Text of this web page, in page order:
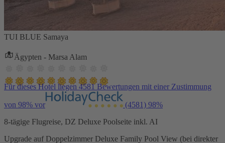
TUI BLUE Samaya
Ägypten - Marsa Alam
Für dieses Hotel liegen 4581 Bewertungen mit einer Zustimmung
von 98% vor (4581) 98%
8-tägige Flugreise, DZ Deluxe Poolseite inkl. AI
Upgrade auf Doppelzimmer Deluxe Family Pool View (bei direkter